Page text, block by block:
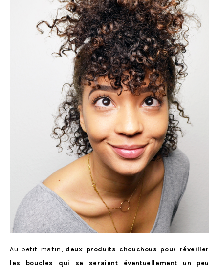
Au petit matin, deux produits chouchous pour réveiller
les boucles qui se seraient éventuellement un peu